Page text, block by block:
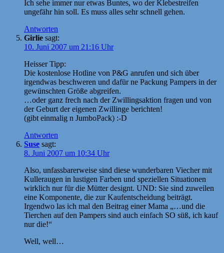
Îch sehe immer nur etwas Buntes, wo der Klebestreifen
ungefähr hin soll. Es muss alles sehr schnell gehen.
Antworten
Girlie sagt:
10. Juni 2007 um 21:16 Uhr
Heisser Tipp:
Die kostenlose Hotline von P&G anrufen und sich über
irgendwas beschweren und dafür ne Packung Pampers in der
gewünschten Größe abgreifen.
…oder ganz frech nach der Zwillingsaktion fragen und von
der Geburt der eigenen Zwillinge berichten!
(gibt einmalig n JumboPack) :-D
Antworten
Suse sagt:
8. Juni 2007 um 10:34 Uhr
Also, unfassbarerweise sind diese wunderbaren Viecher mit
Kulleraugen in lustigen Farben und speziellen Situationen
wirklich nur für die Mütter designt. UND: Sie sind zuweilen
eine Komponente, die zur Kaufentscheidung beiträgt.
Irgendwo las ich mal den Beitrag einer Mama „…und die
Tierchen auf den Pampers sind auch einfach SO süß, ich kauf
nur die!“
Well, well…